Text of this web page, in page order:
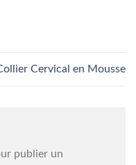
Cervical en Mousse
publier un